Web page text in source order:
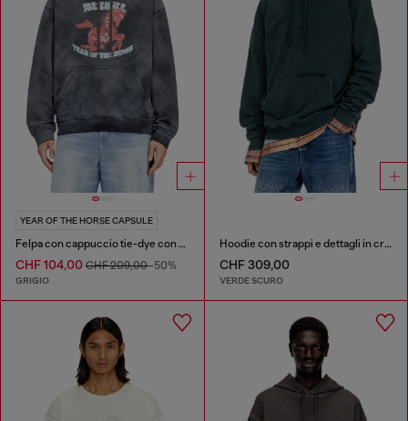
YEAR OF THE HORSE CAPSULE
Felpa con cappuccio tie-dye con stampa grafica di cavallo
CHF 104,00 CHF 209,00-50%
GRIGIO
Hoodie con strappi e dettagli in cristallo
CHF 309,00
VERDE SCURO